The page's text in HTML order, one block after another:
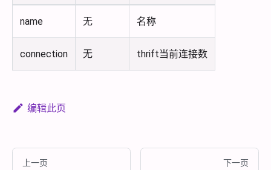
name 无 名称
connection 无 thrift当前连接数
编辑此页
上一页 下一页